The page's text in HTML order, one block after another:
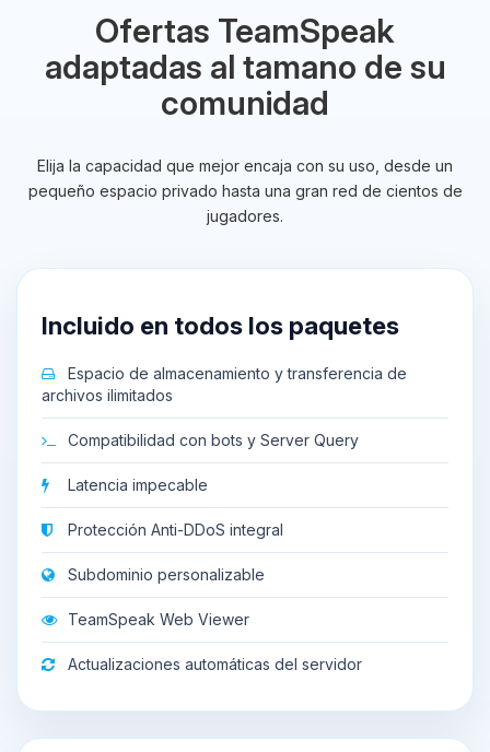
Ofertas TeamSpeak
adaptadas al tamano de su
comunidad
Elija la capacidad que mejor encaja con su uso, desde un
pequeño espacio privado hasta una gran red de cientos de
jugadores.
Incluido en todos los paquetes
Espacio de almacenamiento y transferencia de
archivos ilimitados
Compatibilidad con bots y Server Query
Latencia impecable
Protección Anti-DDoS integral
Subdominio personalizable
TeamSpeak Web Viewer
Actualizaciones automáticas del servidor